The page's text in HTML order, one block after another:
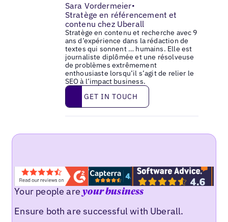
Sara Vordermeier•
Stratège en référencement et
contenu chez Uberall
Stratège en contenu et recherche avec 9
ans d’expérience dans la rédaction de
textes qui sonnent … humains. Elle est
journaliste diplômée et une résolveuse
de problèmes extrêmement
enthousiaste lorsqu’il s’agit de relier le
SEO à l’impact business.
Get in touch
GET IN TOUCH
Your people areyour business
Ensure both are successful with Uberall.